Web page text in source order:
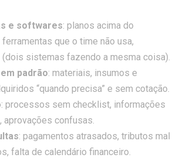
e softwares: planos acima do
que o time não usa,
sistemas fazendo a mesma coisa).
padrão: materiais, insumos e
“quando precisa” e sem cotação.
: processos sem checklist, informações
aprovações confusas.
: pagamentos atrasados, tributos mal
falta de calendário financeiro.